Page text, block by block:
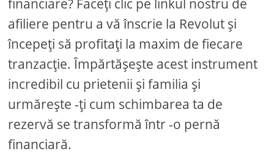
financiare? Faceți clic pe linkul nostru de
afiliere pentru a vă înscrie la Revolut și
începeți să profitați la maxim de fiecare
tranzacție. Împărtășește acest instrument
incredibil cu prietenii și familia și
urmărește -ți cum schimbarea ta de
rezervă se transformă într -o pernă
financiară.